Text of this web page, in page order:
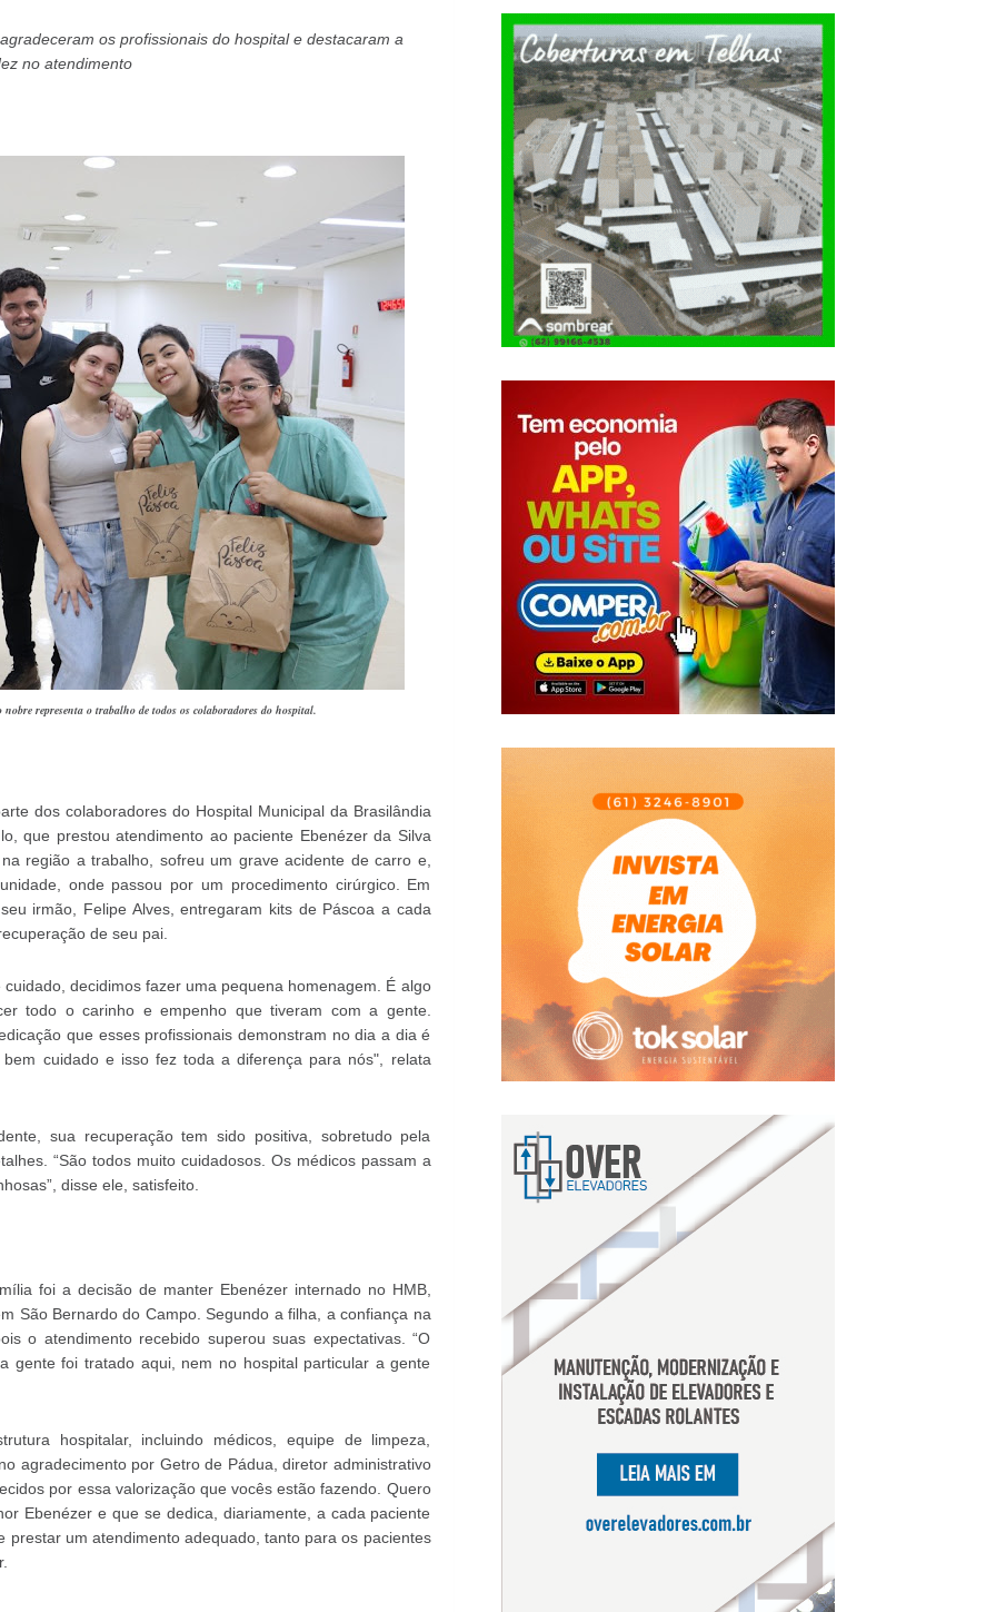
os profissionais do hospital e destacaram a
no atendimento
nobre representa o trabalho de todos os colaboradores do hospital.
dos colaboradores do Hospital Municipal da Brasilândia
que prestou atendimento ao paciente Ebenézer da Silva
região a trabalho, sofreu um grave acidente de carro e,
onde passou por um procedimento cirúrgico. Em
irmão, Felipe Alves, entregaram kits de Páscoa a cada
de seu pai.
decidimos fazer uma pequena homenagem. É algo
todo o carinho e empenho que tiveram com a gente.
que esses profissionais demonstram no dia a dia é
cuidado e isso fez toda a diferença para nós", relata
sua recuperação tem sido positiva, sobretudo pela
“São todos muito cuidadosos. Os médicos passam a
disse ele, satisfeito.
foi a decisão de manter Ebenézer internado no HMB,
São Bernardo do Campo. Segundo a filha, a confiança na
o atendimento recebido superou suas expectativas. “O
gente foi tratado aqui, nem no hospital particular a gente
hospitalar, incluindo médicos, equipe de limpeza,
agradecimento por Getro de Pádua, diretor administrativo
por essa valorização que vocês estão fazendo. Quero
Ebenézer e que se dedica, diariamente, a cada paciente
prestar um atendimento adequado, tanto para os pacientes